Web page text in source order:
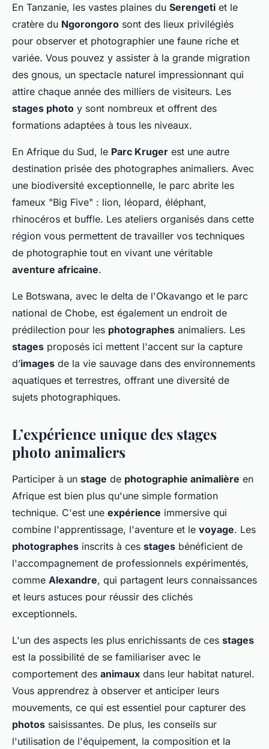
En Tanzanie, les vastes plaines du Serengeti et le
cratère du Ngorongoro sont des lieux privilégiés
pour observer et photographier une faune riche et
variée. Vous pouvez y assister à la grande migration
des gnous, un spectacle naturel impressionnant qui
attire chaque année des milliers de visiteurs. Les
stages photo y sont nombreux et offrent des
formations adaptées à tous les niveaux.
En Afrique du Sud, le Parc Kruger est une autre
destination prisée des photographes animaliers. Avec
une biodiversité exceptionnelle, le parc abrite les
fameux "Big Five" : lion, léopard, éléphant,
rhinocéros et buffle. Les ateliers organisés dans cette
région vous permettent de travailler vos techniques
de photographie tout en vivant une véritable
aventure africaine.
Le Botswana, avec le delta de l'Okavango et le parc
national de Chobe, est également un endroit de
prédilection pour les photographes animaliers. Les
stages proposés ici mettent l'accent sur la capture
d’images de la vie sauvage dans des environnements
aquatiques et terrestres, offrant une diversité de
sujets photographiques.
L’expérience unique des stages
photo animaliers
Participer à un stage de photographie animalière en
Afrique est bien plus qu'une simple formation
technique. C'est une expérience immersive qui
combine l'apprentissage, l'aventure et le voyage. Les
photographes inscrits à ces stages bénéficient de
l'accompagnement de professionnels expérimentés,
comme Alexandre, qui partagent leurs connaissances
et leurs astuces pour réussir des clichés
exceptionnels.
L'un des aspects les plus enrichissants de ces stages
est la possibilité de se familiariser avec le
comportement des animaux dans leur habitat naturel.
Vous apprendrez à observer et anticiper leurs
mouvements, ce qui est essentiel pour capturer des
photos saisissantes. De plus, les conseils sur
l'utilisation de l'équipement, la composition et la